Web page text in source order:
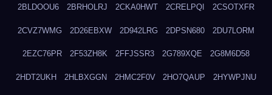
2BLDOOU6 2BRHOLRJ 2CKA0HWT 2CRELPQI 2CSOTXFR
2CVZ7WMG 2D26EBXW 2D942LRG 2DPSN680 2DU7LORM
2EZC76PR 2F53ZH8K 2FFJSSR3 2G789XQE 2G8M6D58
2HDT2UKH 2HLBXGGN 2HMC2F0V 2HO7QAUP 2HYWPJNU